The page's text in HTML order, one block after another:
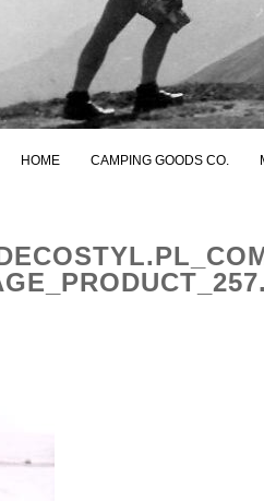
HOME CAMPING GOODS CO.